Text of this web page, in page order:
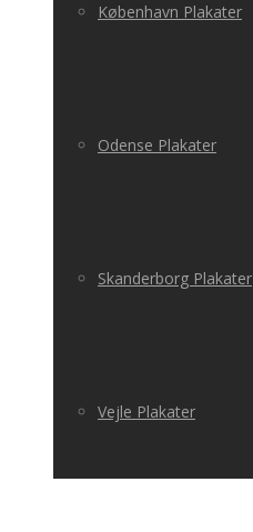
København Plakater
Odense Plakater
Skanderborg Plakater
Vejle Plakater